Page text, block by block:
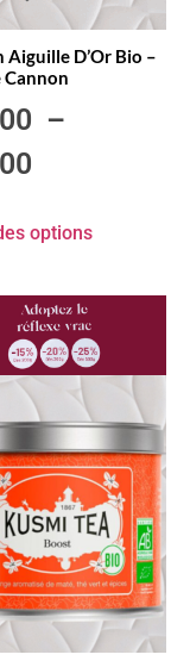
Aiguille D’Or Bio –
Cannon
–
options